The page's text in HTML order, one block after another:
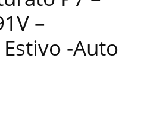
–
-Auto